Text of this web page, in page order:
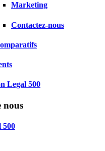
Marketing
Contactez-nous
Legal 500
nous
500